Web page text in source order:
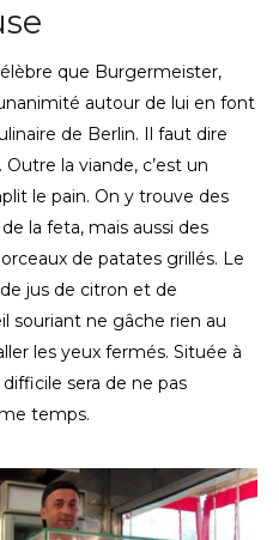
que Burgermeister,
autour de lui en font
de Berlin. Il faut dire
la viande, c’est un
le pain. On y trouve des
la feta, mais aussi des
de patates grillés. Le
jus de citron et de
souriant ne gâche rien au
les yeux fermés. Située à
sera de ne pas
temps.